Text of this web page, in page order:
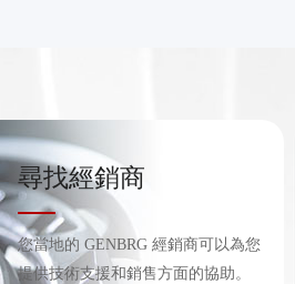
尋找經銷商
您當地的 GENBRG 經銷商可以為您
提供技術支援和銷售方面的協助。